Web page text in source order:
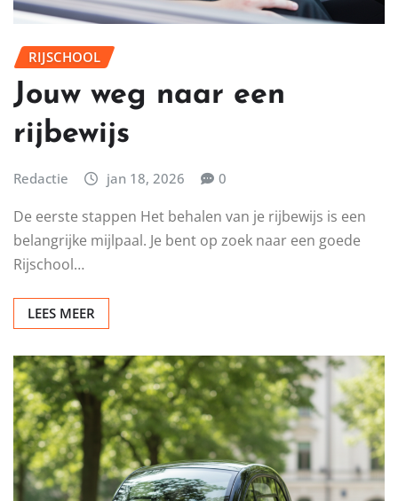
RIJSCHOOL
Jouw weg naar een
rijbewijs
Redactie jan 18, 2026 0
De eerste stappen Het behalen van je rijbewijs is een
belangrijke mijlpaal. Je bent op zoek naar een goede
Rijschool…
LEES MEER